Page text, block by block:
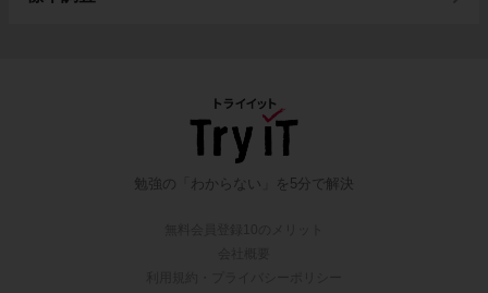
勉強の「わからない」を5分で解決